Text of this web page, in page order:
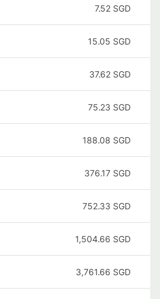
7.52 SGD
15.05 SGD
37.62 SGD
75.23 SGD
188.08 SGD
376.17 SGD
752.33 SGD
1,504.66 SGD
3,761.66 SGD